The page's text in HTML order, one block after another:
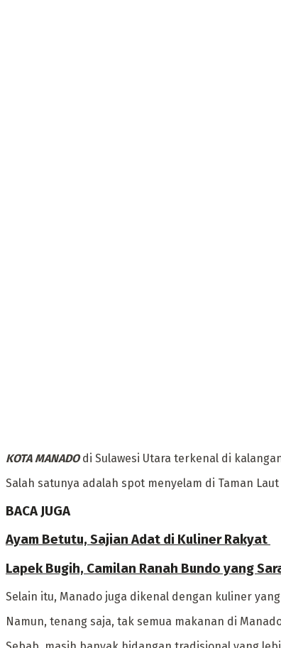
KOTA MANADOdi Sulawesi Utara terkenal di
Salah satunya adalah spot menyelam di Taman
BACA JUGA
Ayam Betutu, Sajian Adat di Kuliner Rakyat ‎
Lapek Bugih, Camilan Ranah Bundo yang
Selain itu, Manado juga dikenal dengan kuliner
‎Namun, tenang saja, tak semua makanan di